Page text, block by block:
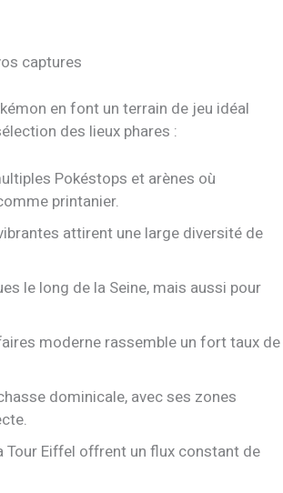
captures
en font un terrain de jeu idéal
des lieux phares :
Pokéstops et arènes où
printanier.
attirent une large diversité de
le long de la Seine, mais aussi pour
moderne rassemble un fort taux de
dominicale, avec ses zones
Tour Eiffel offrent un flux constant de